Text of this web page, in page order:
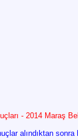
- 2014 Maraş
alındıktan sonra